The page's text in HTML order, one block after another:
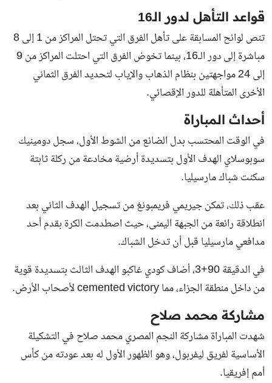
قواعد التأهل لدور الـ16
تنص لوائح المسابقة على تأهل الفرق التي تحتل المراكز من 1 إلى 8
مباشرة إلى دور الـ16، بينما تخوض الفرق التي احتلت المراكز من 9
إلى 24 مواجهتين بنظام الذهاب والإياب لتحديد الفرق الثماني
الأخرى المتأهلة للدور الإقصائي.
أحداث المباراة
في الوقت المحتسب بدل الضائع من الشوط الأول، سجل دومينيك
سوبوسلاي الهدف الأول بتسديدة أرضية مخادعة من ركلة ثابتة
سكنت شباك مارسيليا.
عقب ذلك، تمكن جيريمي فريمبونغ من تسجيل الهدف الثاني بعد
انطلاقة رائعة من الجبهة اليمنى، حيث اصطدمت الكرة بقدم أحد
مدافعي مارسيليا قبل أن تدخل الشباك.
في الدقيقة 90+3، أضاف كودي غاكبو الهدف الثالث بتسديدة قوية
من داخل منطقة الجزاء، مما cemented victory لأصحاب الأرض.
مشاركة محمد صلاح
شهدت المباراة مشاركة النجم المصري محمد صلاح في التشكيلة
الأساسية لفريق ليفربول، وهو الظهور الأول له بعد عودته من كأس
أمم إفريقيا.